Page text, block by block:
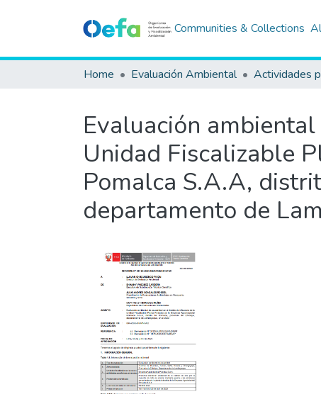
Communities & Collections
Home Evaluación Ambiental Actividades
Evaluación
Unidad Fiscalizable
Pomalca S.A.A,
departamento de